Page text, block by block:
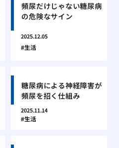
頻尿だけじゃない糖尿病
の危険なサイン
2025.12.05
生活
糖尿病による神経障害が
頻尿を招く仕組み
2025.11.14
生活